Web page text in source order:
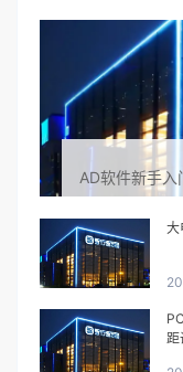
AD软件新手
大